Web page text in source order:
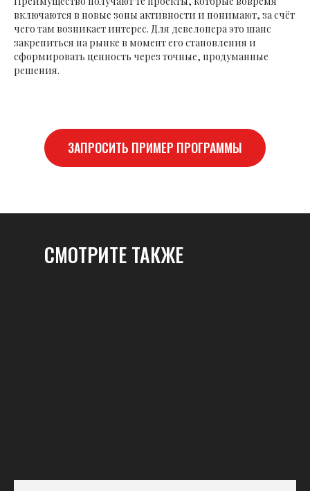
включаются в новые зоны активности и понимают, за счёт
чего там возникает интерес. Для девелопера это шанс
закрепиться на рынке в момент его становления и
сформировать ценность через точные, продуманные
решения.
ЗАПРОСИТЬ ПРИМЕР ПРОГРАММЫ
СМОТРИТЕ ТАКЖЕ